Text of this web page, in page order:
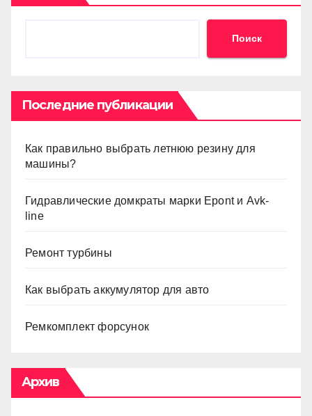
Поиск
Последние публикации
Как правильно выбрать летнюю резину для
машины?
Гидравлические домкраты марки Epont и Avk-
line
Ремонт турбины
Как выбрать аккумулятор для авто
Ремкомплект форсунок
Архив